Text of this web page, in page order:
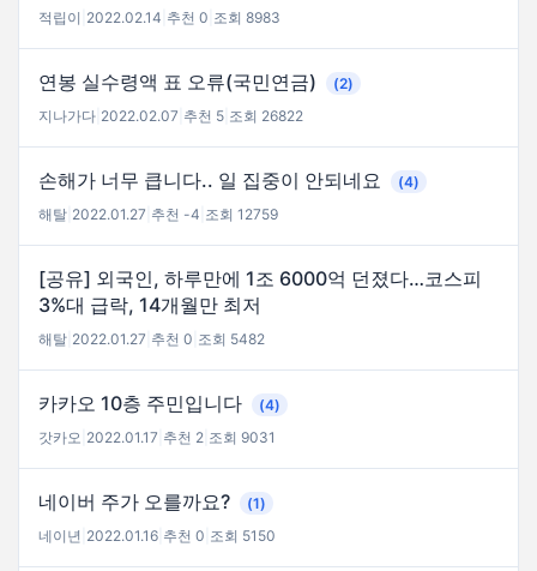
적립이 2022.02.14 추천 0 조회 8983
연봉 실수령액 표 오류(국민연금)
(2)
지나가다 2022.02.07 추천 5 조회 26822
손해가 너무 큽니다.. 일 집중이 안되네요
(4)
해탈 2022.01.27 추천 -4 조회 12759
[공유] 외국인, 하루만에 1조 6000억 던졌다…코스피
3%대 급락, 14개월만 최저
해탈 2022.01.27 추천 0 조회 5482
카카오 10층 주민입니다
(4)
갓카오 2022.01.17 추천 2 조회 9031
네이버 주가 오를까요?
(1)
네이년 2022.01.16 추천 0 조회 5150